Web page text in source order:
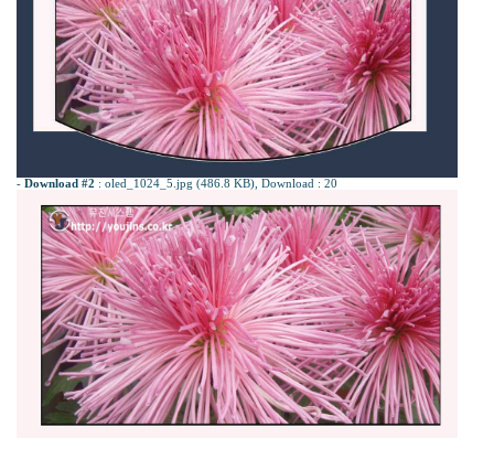
- Download #2 : oled_1024_5.jpg (486.8 KB) , Download : 20